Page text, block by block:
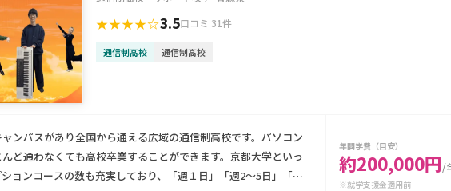
★★★★☆3.5口コミ 31件
通信制高校 通信制高校
ンパスがあり全国から通える広域の通信制高校です。パソコン
ど通わなくても高校卒業することができます。京都大学といっ
ョンコースの数も充実しており、「週１日」「週2〜5日」「自
年間学費（目安）
約200,000円/
※就学支援金適用前